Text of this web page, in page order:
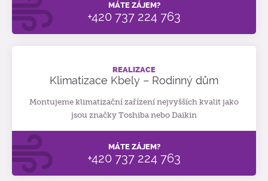
MÁTE ZÁJEM?
+420 737 224 763
REALIZACE
Klimatizace Kbely – Rodinný dům
Montujeme klimatizační zařízení nejvyšších kvalit jako
jsou značky Toshiba nebo Daikin
MÁTE ZÁJEM?
+420 737 224 763